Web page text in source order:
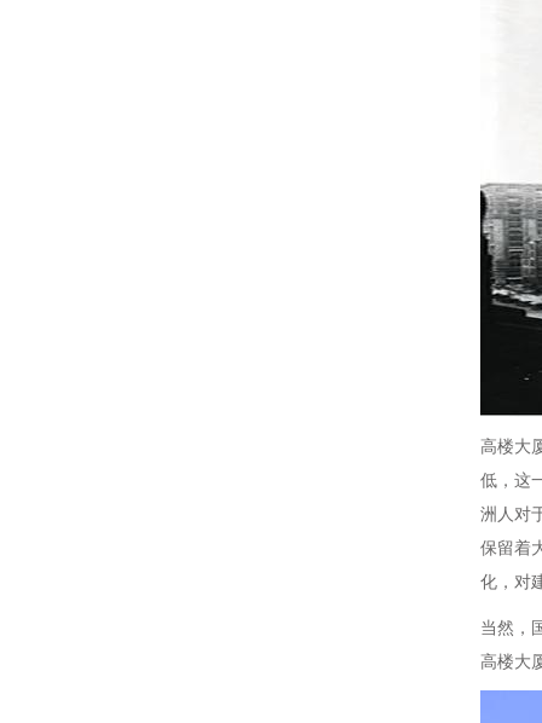
高楼大
低，这
洲人对
保留着
化，对
当然，
高楼大